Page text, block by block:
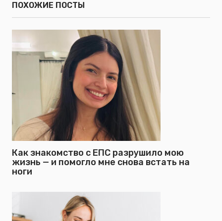
ПОХОЖИЕ ПОСТЫ
Как знакомство с ЕПС разрушило мою
жизнь — и помогло мне снова встать на
ноги